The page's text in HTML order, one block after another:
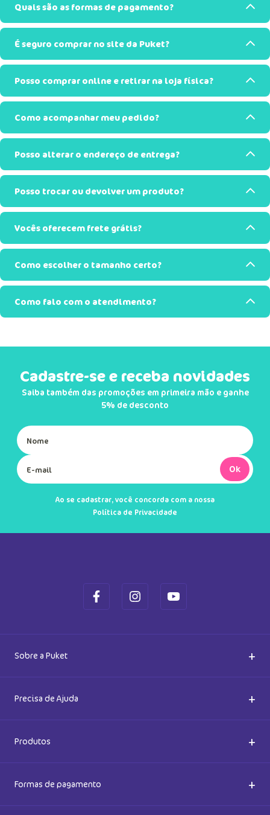
Quais são as formas de pagamento?
É seguro comprar no site da Puket?
Posso comprar online e retirar na loja física?
Como acompanhar meu pedido?
Posso alterar o endereço de entrega?
Posso trocar ou devolver um produto?
Vocês oferecem frete grátis?
Como escolher o tamanho certo?
Como falo com o atendimento?
Cadastre-se e receba novidades
Saiba também das promoções em primeira mão e ganhe
5% de desconto
Ok
Ao se cadastrar, você concorda com a nossa
Política de Privacidade
Sobre a Puket +
Quem somos
Meias do Bem
Precisa de Ajuda +
Dúvidas Frequentes
Como comprar
Produtos +
Acessórios
Formas de pagamento +